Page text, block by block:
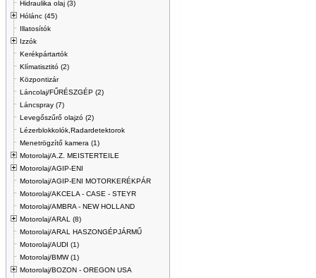
Hidraulika olaj (3)
Hólánc (45)
Illatosítók
Izzók
Kerékpártartók
Klímatisztitó (2)
Központizár
Láncolaj/FŰRÉSZGÉP (2)
Láncspray (7)
Levegőszűrő olajzó (2)
Lézerblokkolók,Radardetektorok
Menetrögzítő kamera (1)
Motorolaj/A.Z. MEISTERTEILE
Motorolaj/AGIP-ENI
Motorolaj/AGIP-ENI MOTORKERÉKPÁR
Motorolaj/AKCELA - CASE - STEYR
Motorolaj/AMBRA - NEW HOLLAND
Motorolaj/ARAL (8)
Motorolaj/ARAL HASZONGÉPJÁRMŰ
Motorolaj/AUDI (1)
Motorolaj/BMW (1)
Motorolaj/BOZON - OREGON USA